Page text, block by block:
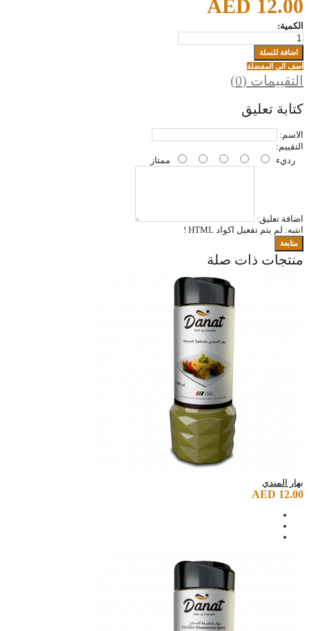
AED 12.00
الكمية:
اضف الى المفضلة
التقييمات (0)
كتابة تعليق
الاسم:
التقييم:
رديء
ممتاز
اضافة تعليق:
انتبه: لم يتم تفعيل اكواد HTML !
متابعة
منتجات ذات صلة
بهار المندي
AED 12.00